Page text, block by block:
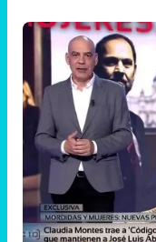
'Código 10' baja,
Late night
Las